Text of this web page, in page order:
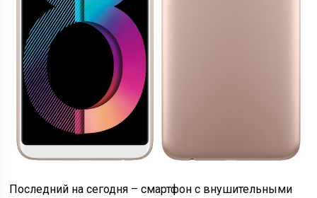
Последний на сегодня – смартфон с внушительными